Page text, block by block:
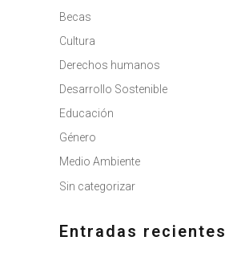
Becas
Cultura
Derechos humanos
Desarrollo Sostenible
Educación
Género
Medio Ambiente
Sin categorizar
Entradas recientes